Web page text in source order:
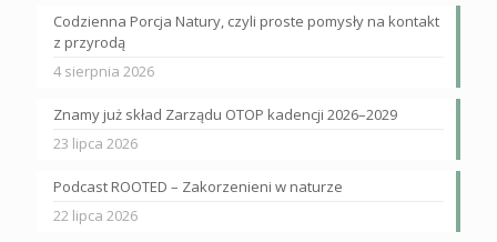
Codzienna Porcja Natury, czyli proste pomysły na kontakt
z przyrodą
4 sierpnia 2026
Znamy już skład Zarządu OTOP kadencji 2026–2029
23 lipca 2026
Podcast ROOTED – Zakorzenieni w naturze
22 lipca 2026